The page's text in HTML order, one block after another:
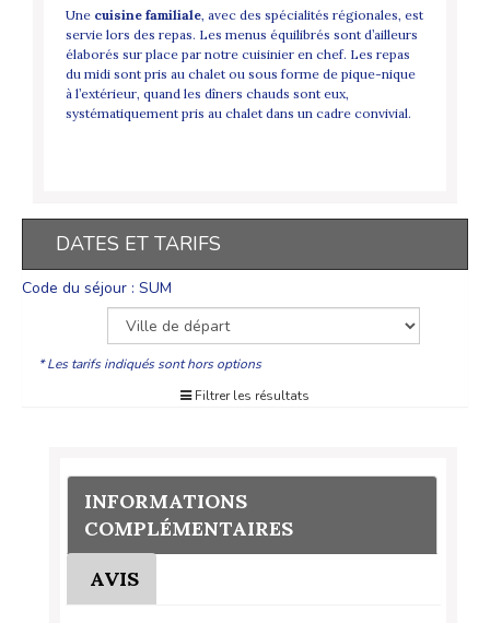
Une cuisine familiale, avec des spécialités régionales, est
servie lors des repas. Les menus équilibrés sont d’ailleurs
élaborés sur place par notre cuisinier en chef. Les repas
du midi sont pris au chalet ou sous forme de pique-nique
à l’extérieur, quand les dîners chauds sont eux,
systématiquement pris au chalet dans un cadre convivial.
DATES ET TARIFS
Code du séjour : SUM
* Les tarifs indiqués sont hors options
Filtrer les résultats
INFORMATIONS
COMPLÉMENTAIRES
AVIS